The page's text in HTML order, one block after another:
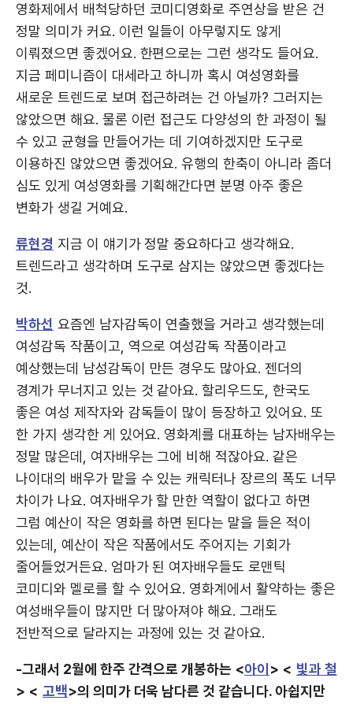
영화제에서 배척당하던 코미디영화로 주연상을 받은 건
정말 의미가 커요. 이런 일들이 아무렇지도 않게
이뤄졌으면 좋겠어요. 한편으로는 그런 생각도 들어요.
지금 페미니즘이 대세라고 하니까 혹시 여성영화를
새로운 트렌드로 보며 접근하려는 건 아닐까? 그러지는
않았으면 해요. 물론 이런 접근도 다양성의 한 과정이 될
수 있고 균형을 만들어가는 데 기여하겠지만 도구로
이용하진 않았으면 좋겠어요. 유행의 한축이 아니라 좀더
심도 있게 여성영화를 기획해간다면 분명 아주 좋은
변화가 생길 거예요.
류현경 지금 이 얘기가 정말 중요하다고 생각해요.
트렌드라고 생각하며 도구로 삼지는 않았으면 좋겠다는
것.
박하선 요즘엔 남자감독이 연출했을 거라고 생각했는데
여성감독 작품이고, 역으로 여성감독 작품이라고
예상했는데 남성감독이 만든 경우도 많아요. 젠더의
경계가 무너지고 있는 것 같아요. 할리우드도, 한국도
좋은 여성 제작자와 감독들이 많이 등장하고 있어요. 또
한 가지 생각한 게 있어요. 영화계를 대표하는 남자배우는
정말 많은데, 여자배우는 그에 비해 적잖아요. 같은
나이대의 배우가 맡을 수 있는 캐릭터나 장르의 폭도 너무
차이가 나요. 여자배우가 할 만한 역할이 없다고 하면
그럼 예산이 작은 영화를 하면 된다는 말을 들은 적이
있는데, 예산이 작은 작품에서도 주어지는 기회가
줄어들었거든요. 엄마가 된 여자배우들도 로맨틱
코미디와 멜로를 할 수 있어요. 영화계에서 활약하는 좋은
여성배우들이 많지만 더 많아져야 해요. 그래도
전반적으로 달라지는 과정에 있는 것 같아요.
-그래서 2월에 한주 간격으로 개봉하는 <아이 > < 빛과 철
> < 고백>의 의미가 더욱 남다른 것 같습니다. 아쉽지만